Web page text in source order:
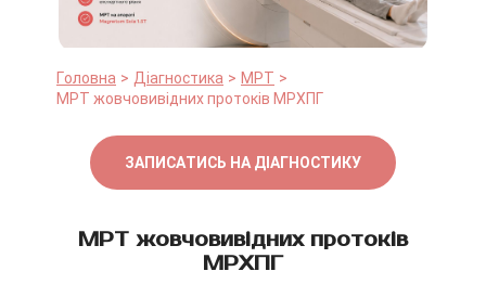
Головна Діагностика
МРТ
МРТ жовчовивідних протоків МРХПГ
ЗАПИСАТИСЬ НА ДІАГНОСТИКУ
МРТ жовчовивідних протоків
МРХПГ